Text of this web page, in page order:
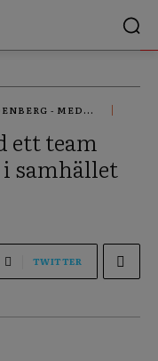
- MED...
ett team
samhället
TWITTER